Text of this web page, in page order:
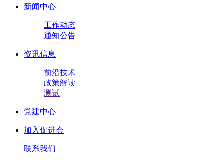
新闻中心
工作动态
通知公告
资讯信息
前沿技术
政策解读
测试
党建中心
加入促进会
联系我们